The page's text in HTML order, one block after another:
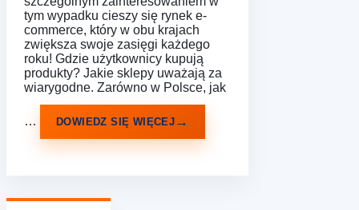
tym wypadku cieszy się rynek e-
commerce, który w obu krajach
zwiększa swoje zasięgi każdego
roku! Gdzie użytkownicy kupują
produkty? Jakie sklepy uważają za
wiarygodne. Zarówno w Polsce, jak
… DOWIEDZ SIĘ WIĘCEJ